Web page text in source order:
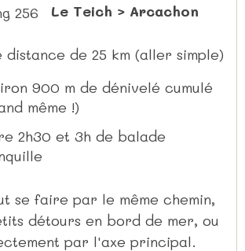
Le Teich > Arcachon
distance de 25 km (aller simple)
900 m de dénivelé cumulé
même !)
2h30 et 3h de balade
se faire par le même chemin,
détours en bord de mer, ou
par l'axe principal.